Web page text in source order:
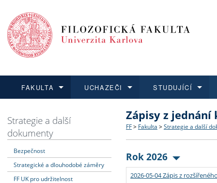
FAKULTA
Dozvědět se více
Struktura a historie
Strategie a další
Podpora a benefity pro
UCHAZEČI
Podat přihlášku
Co studovat a jak se
Učitelské studijní
Informace k průběhu
STUDUJÍCÍ
Dozvědět se více
Bakalářské a magisterské
Doktorské studium
Rigorózní řízení
Dozvědět se více
O vědě a výzkumu na FF
Akademické kvalifikace
Granty a projekty
Dozvědět se více
Aktuální nabídky a
Vyjíždějící studenti
Přijíždějící studenti
Strategie a další
dokumenty
Bezpečnost
Strategické a dlouhodobé záměry
FF UK pro udržitelnost
Zápisy z jednání
FF > Fakulta > Strategie a další
Rok 2026
2026-05-04 Zápis z